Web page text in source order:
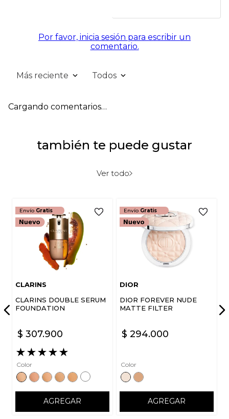
Por favor, inicia sesión para escribir un
comentario.
Más reciente Todos
Cargando comentarios…
también te puede gustar
Ver todo
Envío Gratis
CLARINS
CLARINS DOUBLE SERUM
FOUNDATION
$ 307.900
★★★★★
Color
AGREGAR
Envío Gratis
DIOR
DIOR FOREVER NUDE
MATTE FILTER
$ 294.000
Color
AGREGAR